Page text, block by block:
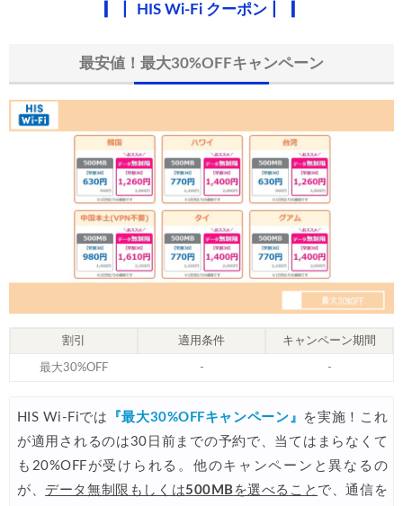
楽天トラベル) 海外ツアー 最大10,000円OFFクーポン
07/27 Trip.com) NY/ロンドン/タイ ホテル 10%OFFクーポン
Trip.com) タイ航空券 10%OFFクーポン
楽天トラベル) 海外ツアー 最大30,000円OFFクーポン
Trip.com) 海外航空券(アジア) 6,900円~
HIS) 海外航空券 3,000円OFFクーポン
HIS) アイスランドツアー 最大30,000円OFFクーポン
07/23 Trip.com) 航空券＋ホテル 最大5,000円OFFクーポン
JTB) 海外ツアー(10代) 最大28,000円OFFクーポン
07/21 エアトリ) 航空券+ホテル 最大30,000円OFFクーポン
07/21 エアトリ) 海外航空券 最大10,000円OFFクーポン
HIS Wi-Fi クーポン
最安値！最大30%OFFキャンペーン
割引 適用条件 キャンペーン期間
最大30%OFF - -
HIS Wi-Fiでは 『最大30%OFFキャンペーン』
を実施！これ
が適用されるのは30日前までの予約で、当てはまらなくて
も20%OFFが受けられる。他のキャンペーンと異なるの
が、 データ無制限もしくは500MB を選べること で、通信を